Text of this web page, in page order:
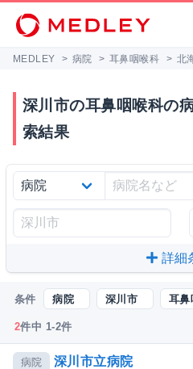
MEDLEY > 病院 > 耳鼻咽喉科 > 北
深川市の耳鼻咽喉科の
索結果
詳細
条件 病院 深川市 耳
2件中 1-2件
病院 深川市立病院